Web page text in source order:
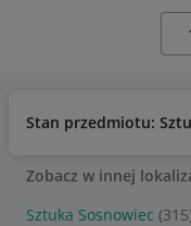
Stan przedmiotu:
Zobacz w innej
Sztuka Sosnowiec